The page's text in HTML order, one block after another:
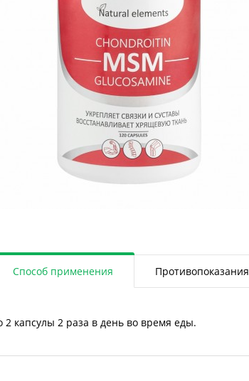
Способ применения Противопоказания
2 капсулы 2 раза в день во время еды.